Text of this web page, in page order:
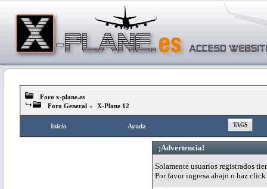
Foro x-plane.es
Foro General » X-Plane 12
Inicio Ayuda TAGS
¡Advertencia!
Solamente usuarios registrados
Por favor ingresa abajo o haz click